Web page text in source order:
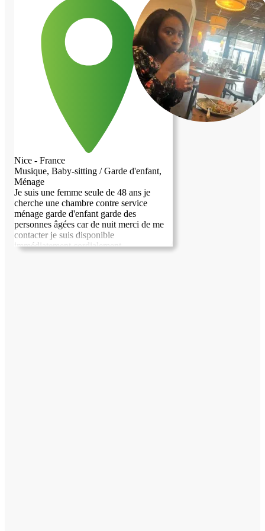
pris le temps de me lire et vous souhaite
une très belle journée. Au plaisir de faire
votre connaissance, Frédéric
amples renseignements. Cordialement.
Mme Jeandin.
Nice - France
Musique, Baby-sitting / Garde d'enfant,
Ménage
Je suis une femme seule de 48 ans je
cherche une chambre contre service
ménage garde d'enfant garde des
personnes âgées car de nuit merci de me
contacter je suis disponible
immédiatement cordialement